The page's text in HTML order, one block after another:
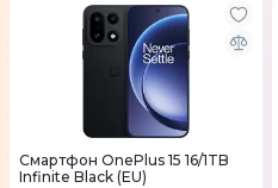
Смартфон OnePlus 15 16/1TB
Infinite Black (EU)